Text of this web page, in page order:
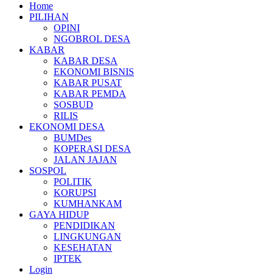
Home
PILIHAN
OPINI
NGOBROL DESA
KABAR
KABAR DESA
EKONOMI BISNIS
KABAR PUSAT
KABAR PEMDA
SOSBUD
RILIS
EKONOMI DESA
BUMDes
KOPERASI DESA
JALAN JAJAN
SOSPOL
POLITIK
KORUPSI
KUMHANKAM
GAYA HIDUP
PENDIDIKAN
LINGKUNGAN
KESEHATAN
IPTEK
Login